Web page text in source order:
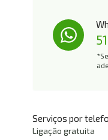
Serviços por
Ligação gratuita